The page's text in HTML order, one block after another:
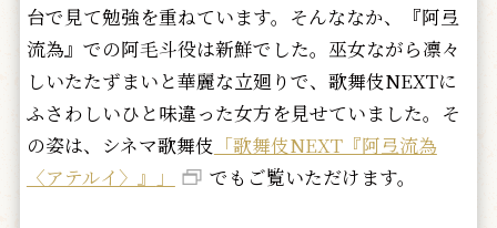
台で見て勉強を重ねています。 そんななか、『阿弖
流為』での阿毛斗役は新鮮でした。 巫女ながら凛々
しいたたずまいと華麗な立廻りで、 歌舞伎NEXTに
ふさわしいひと味違った女方を見せていました。 そ
の姿は、シネマ歌舞伎 「歌舞伎NEXT『阿弖流為
〈アテルイ〉』
」 でもご覧いただけます。